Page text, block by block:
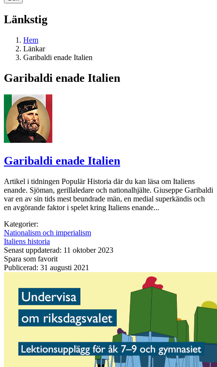
Länkstig
Hem
Länkar
Garibaldi enade Italien
Garibaldi enade Italien
Garibaldi enade Italien
Artikel i tidningen Populär Historia där du kan läsa om Italiens
enande. Sjöman, gerillaledare och nationalhjälte. Giuseppe Garibaldi
var en av sin tids mest beundrade män, en medial superkändis och
en avgörande faktor i spelet kring Italiens enande...
Kategorier:
Nationalism och imperialism
Italiens historia
Senast uppdaterad: 11 oktober 2023
Spara som favorit
Publicerad: 31 augusti 2021